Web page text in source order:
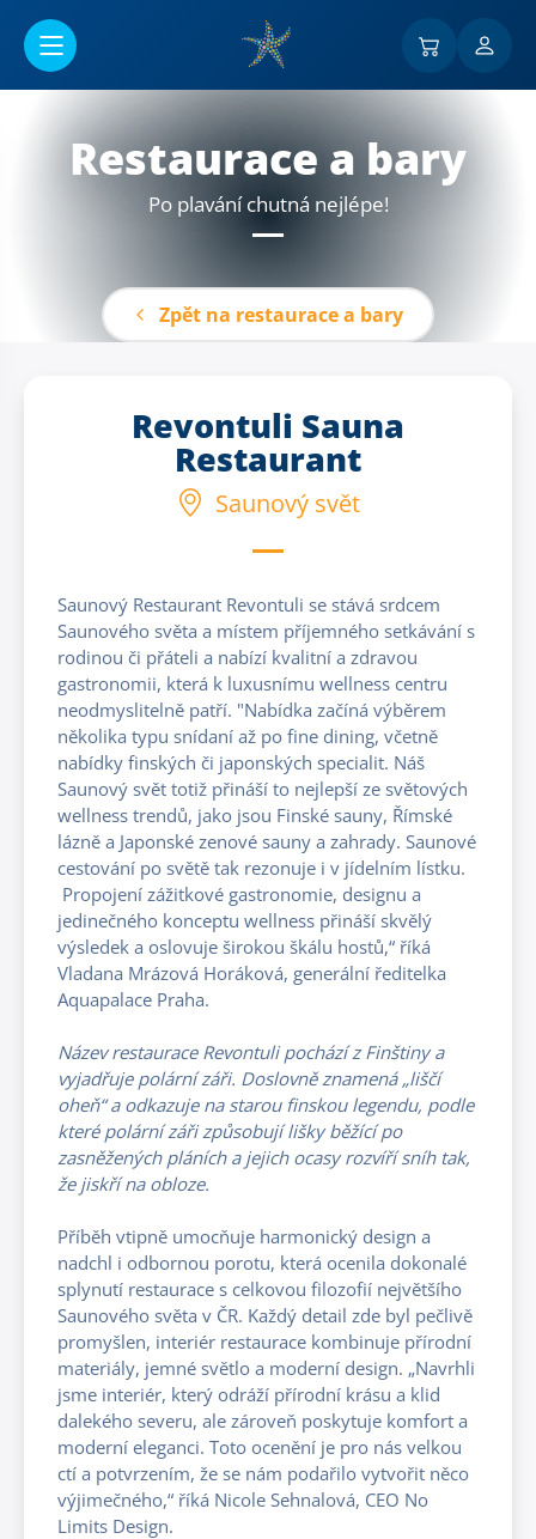
Restaurace a bary
Po plavání chutná nejlépe!
Zpět na restaurace a bary
Revontuli Sauna
Restaurant
Saunový svět
Saunový Restaurant Revontuli se stává srdcem
Saunového světa a místem příjemného setkávání s
rodinou či přáteli a nabízí kvalitní a zdravou
gastronomii, která k luxusnímu wellness centru
neodmyslitelně patří. "Nabídka začíná výběrem
několika typu snídaní až po fine dining, včetně
nabídky finských či japonských specialit. Náš
Saunový svět totiž přináší to nejlepší ze světových
wellness trendů, jako jsou Finské sauny, Římské
lázně a Japonské zenové sauny a zahrady. Saunové
cestování po světě tak rezonuje i v jídelním lístku.
Propojení zážitkové gastronomie, designu a
jedinečného konceptu wellness přináší skvělý
výsledek a oslovuje širokou škálu hostů,“ říká
Vladana Mrázová Horáková, generální ředitelka
Aquapalace Praha.
Název restaurace Revontuli pochází z Finštiny a
vyjadřuje polární záři. Doslovně znamená „liščí
oheň“ a odkazuje na starou finskou legendu, podle
které polární záři způsobují lišky běžící po
zasněžených pláních a jejich ocasy rozvíří sníh tak,
že jiskří na obloze.
Příběh vtipně umocňuje harmonický design a
nadchl i odbornou porotu, která ocenila dokonalé
splynutí restaurace s celkovou filozofií největšího
Saunového světa v ČR. Každý detail zde byl pečlivě
promyšlen, interiér restaurace kombinuje přírodní
materiály, jemné světlo a moderní design. „Navrhli
jsme interiér, který odráží přírodní krásu a klid
dalekého severu, ale zároveň poskytuje komfort a
moderní eleganci. Toto ocenění je pro nás velkou
ctí a potvrzením, že se nám podařilo vytvořit něco
výjimečného,“ říká Nicole Sehnalová, CEO No
Limits Design.